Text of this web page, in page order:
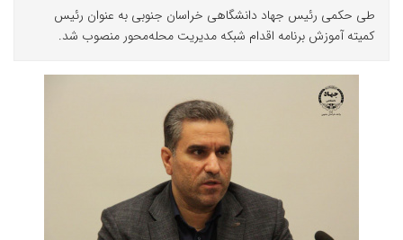
طی حکمی رئیس جهاد دانشگاهی خراسان جنوبی به عنوان رئیس
کمیته آموزش برنامه اقدام شبکه مدیریت محله‌محور منصوب شد.